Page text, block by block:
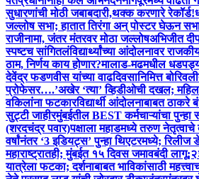
सुधारणांची मोठी जबाबदारी,थक्क करणारे रेकॉर्ड!
जल्लोष सभा; हातात तिरंगा अन् पोस्टर घेऊन
राजीनामा, जंतर मंतरवर मोठा जल्लोषअभिजीत
स्पष्टच सांगितलंविद्यार्थ्यांच्या आंदोलनावर
ठाम, निर्णय काय होणार?मालाड-मढमधील
देवेंद्र फडणवीस यांच्या वाढदिवसानिमित्त
प्रोफेसर….’अखेर ‘त्या’ व्हिडीओची दखल;
वकिलांना फटकारविद्यार्थी आंदोलनाबाबत
सुट्टी जाहीरमुंबईतील BEST कर्मचाऱ्यांचा पुन्हा
(शरदचंद्र पवार)पक्षाला महाडमध्ये तरुण नेतृत्वाचे
वर्षांनंतर ‘3 इडियट्स’ पुन्हा थिएटरमध्ये; रिलीज
महाराष्ट्रातही; मुंबईत १५ दिवस जमावबंदी
यात्रेला फटका; दर्शनाबाबत भाविकांसाठी